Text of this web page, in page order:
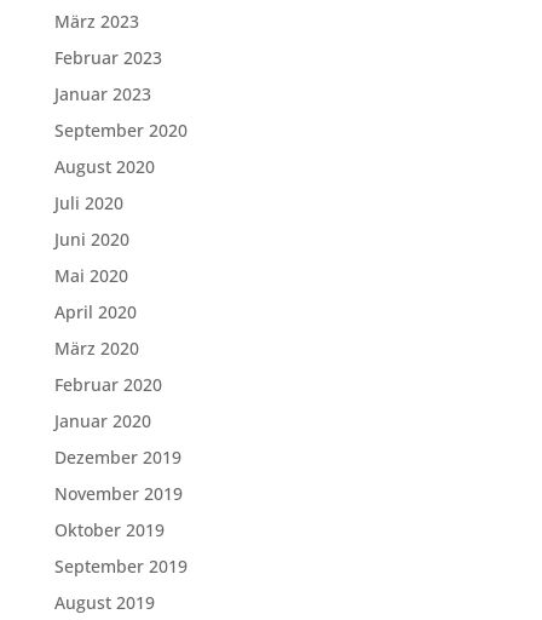
März 2023
Februar 2023
Januar 2023
September 2020
August 2020
Juli 2020
Juni 2020
Mai 2020
April 2020
März 2020
Februar 2020
Januar 2020
Dezember 2019
November 2019
Oktober 2019
September 2019
August 2019